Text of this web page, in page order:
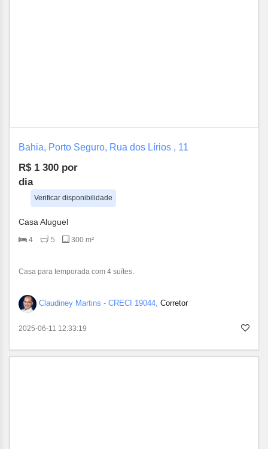
Bahia, Porto Seguro, Rua dos Lírios , 11
R$ 1 300 por
dia
Verificar disponibilidade
Casa Aluguel
4 5 300 m²
Casa para temporada com 4 suítes.
Claudiney Martins - CRECI 19044, Corretor
2025-06-11 12:33:19